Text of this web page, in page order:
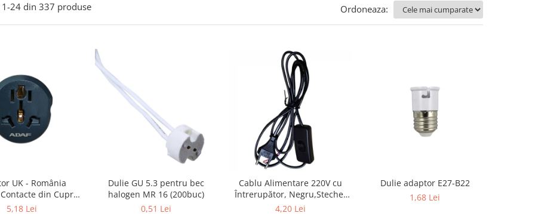
1-24 din 337 produse Ordoneaza:
UK - România
din Cupru,
Gri, ADAF
5,18 Lei
Dulie GU 5.3 pentru bec
halogen MR 16 (200buc)
0,51 Lei
Cablu Alimentare 220V cu
Întrerupător, Negru,Stecher
Plat, 1.5m, 2 Fire - Ideal
4,20 Lei
Dulie adaptor E27-B22
1,68 Lei